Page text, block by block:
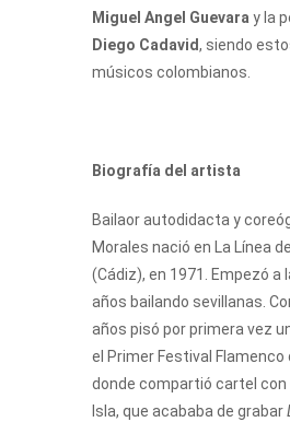
Miguel Angel Guevara y la
Diego Cadavid, siendo
músicos colombianos.
Biografía del artista
Bailaor autodidacta y
Morales nació en La Línea
(Cádiz), en 1971. Empezó a
años bailando sevillanas.
años pisó por primera vez
el Primer Festival Flamenco
donde compartió cartel con
Isla, que acababa de grabar